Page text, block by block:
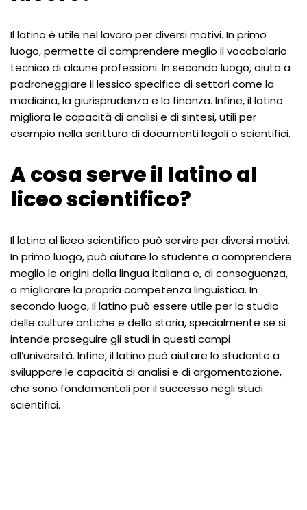
Il latino è utile nel lavoro per diversi motivi. In primo
luogo, permette di comprendere meglio il vocabolario
tecnico di alcune professioni. In secondo luogo, aiuta a
padroneggiare il lessico specifico di settori come la
medicina, la giurisprudenza e la finanza. Infine, il latino
migliora le capacità di analisi e di sintesi, utili per
esempio nella scrittura di documenti legali o scientifici.
A cosa serve il latino al
liceo scientifico?
Il latino al liceo scientifico può servire per diversi motivi.
In primo luogo, può aiutare lo studente a comprendere
meglio le origini della lingua italiana e, di conseguenza,
a migliorare la propria competenza linguistica. In
secondo luogo, il latino può essere utile per lo studio
delle culture antiche e della storia, specialmente se si
intende proseguire gli studi in questi campi
all’università. Infine, il latino può aiutare lo studente a
sviluppare le capacità di analisi e di argomentazione,
che sono fondamentali per il successo negli studi
scientifici.